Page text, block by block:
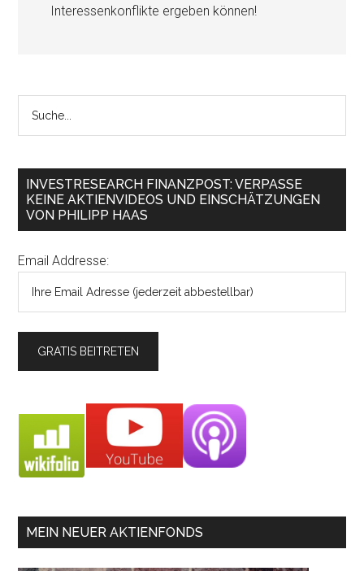
Interessenkonflikte ergeben können!
INVESTRESEARCH FINANZPOST: VERPASSE
KEINE AKTIENVIDEOS UND EINSCHÄTZUNGEN
VON PHILIPP HAAS
Email Addresse:
MEIN NEUER AKTIENFONDS